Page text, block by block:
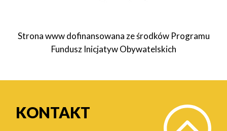
Strona www dofinansowana ze środków Programu
Fundusz Inicjatyw Obywatelskich
KONTAKT